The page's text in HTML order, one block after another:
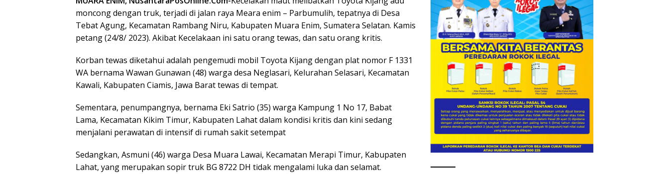
moncong dengan truk, terjadi di jalan raya Meara enim – Parbumulih, tepatnya di Desa
Tebat Agung, Kecamatan Rambang Niru, Kabupaten Muara Enim, Sumatera Selatan. Kamis
petang (24/8/ 2023). Akibat Kecelakaan ini satu orang tewas, dan satu orang kritis.
Korban tewas diketahui adalah pengemudi mobil Toyota Kijang dengan plat nomor F 1331
WA bernama Wawan Gunawan (48) warga desa Neglasari, Kelurahan Selasari, Kecamatan
Kawali, Kabupaten Ciamis, Jawa Barat tewas di tempat.
Sementara, penumpangnya, bernama Eki Satrio (35) warga Kampung 1 No 17, Babat
Lama, Kecamatan Kikim Timur, Kabupaten Lahat dalam kondisi kritis dan kini sedang
menjalani perawatan di intensif di rumah sakit setempat
Sedangkan, Asmuni (46) warga Desa Muara Lawai, Kecamatan Merapi Timur, Kabupaten
Lahat, yang merupakan sopir truk BG 8722 DH tidak mengalami luka dan selamat.